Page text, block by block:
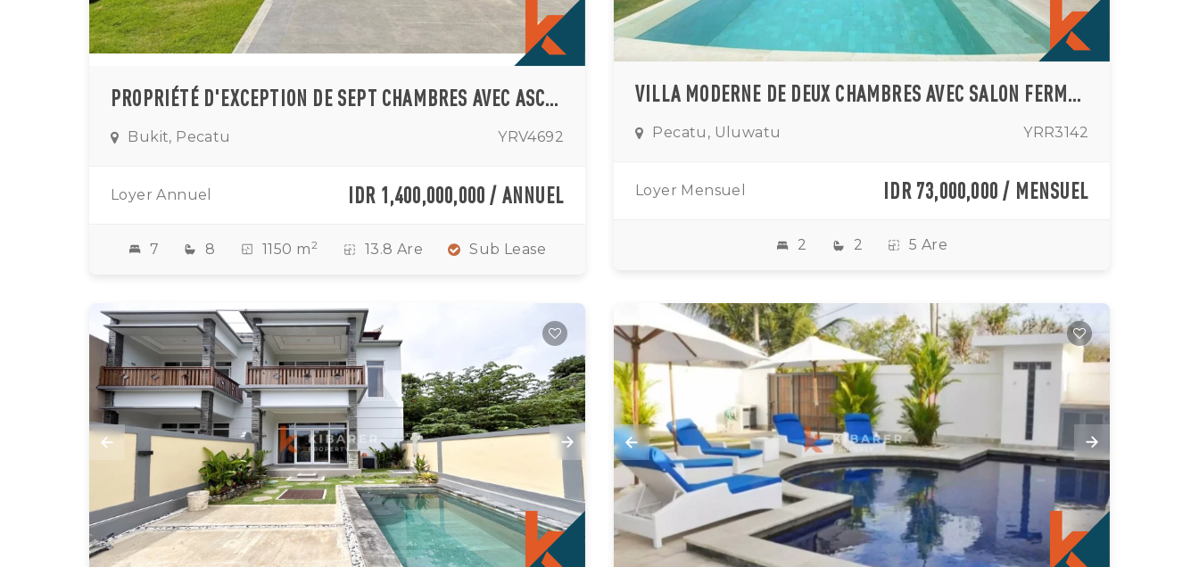
PROPRIÉTÉ D'EXCEPTION DE SEPT CHAMBRES AVEC ASCENSEUR PRIVÉ, TOIT-TERRASSE, GOLF ET PANORAMA OCÉANIQUE À PECATU
Bukit, Pecatu YRV4692
Loyer Annuel IDR 1,400,000,000 / ANNUEL
7 8 1150 m2 13.8 Are Sub Lease
VILLA MODERNE DE DEUX CHAMBRES AVEC SALON FERMÉ ET VUE SUR LA MER À ULUWATU
Pecatu, Uluwatu YRR3142
Loyer Mensuel IDR 73,000,000 / MENSUEL
2 2 5 Are